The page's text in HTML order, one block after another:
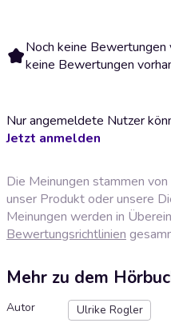
Noch keine Bewertungen
keine Bewertungen
Nur angemeldete Nutzer
Jetzt anmelden
Die Meinungen stammen
unser Produkt oder unsere
Meinungen werden in
Bewertungsrichtlinien
Mehr zu dem
Autor
Ulrike Rogler